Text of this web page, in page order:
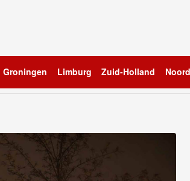
Groningen Limburg Zuid-Holland